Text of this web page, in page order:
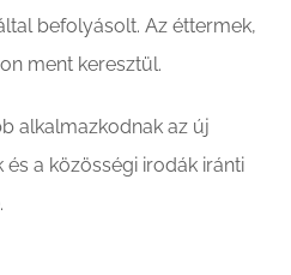
befolyásolt. Az éttermek,
ment keresztül.
alkalmazkodnak az új
a közösségi irodák iránti